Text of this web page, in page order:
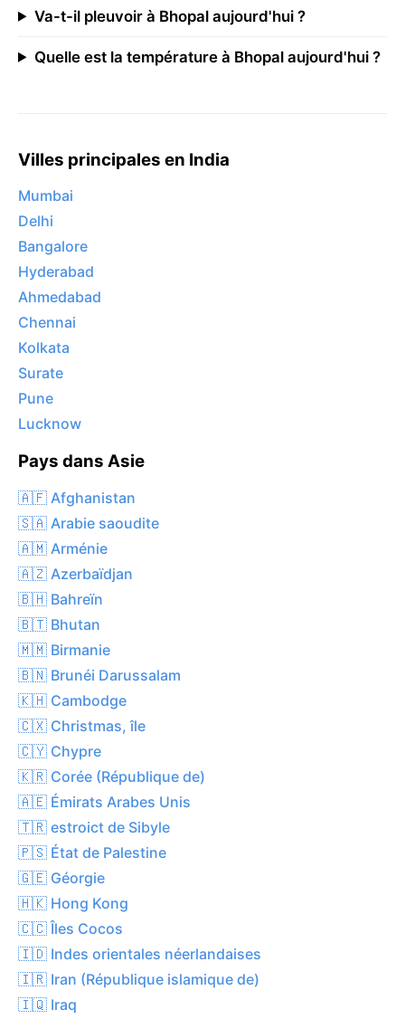
Va-t-il pleuvoir à Bhopal aujourd'hui ?
Quelle est la température à Bhopal aujourd'hui ?
Villes principales en India
Mumbai
Delhi
Bangalore
Hyderabad
Ahmedabad
Chennai
Kolkata
Surate
Pune
Lucknow
Pays dans Asie
🇦🇫 Afghanistan
🇸🇦 Arabie saoudite
🇦🇲 Arménie
🇦🇿 Azerbaïdjan
🇧🇭 Bahreïn
🇧🇹 Bhutan
🇲🇲 Birmanie
🇧🇳 Brunéi Darussalam
🇰🇭 Cambodge
🇨🇽 Christmas, île
🇨🇾 Chypre
🇰🇷 Corée (République de)
🇦🇪 Émirats Arabes Unis
🇹🇷 estroict de Sibyle
🇵🇸 État de Palestine
🇬🇪 Géorgie
🇭🇰 Hong Kong
🇨🇨 Îles Cocos
🇮🇩 Indes orientales néerlandaises
🇮🇷 Iran (République islamique de)
🇮🇶 Iraq